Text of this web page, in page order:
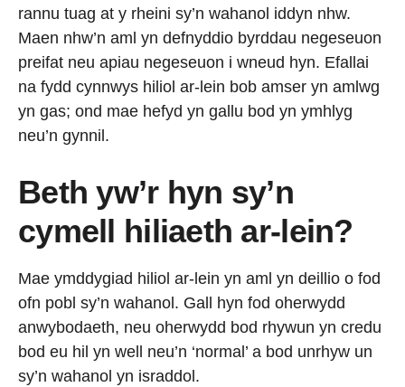
rannu tuag at y rheini sy’n wahanol iddyn nhw.
Maen nhw’n aml yn defnyddio byrddau negeseuon
preifat neu apiau negeseuon i wneud hyn. Efallai
na fydd cynnwys hiliol ar-lein bob amser yn amlwg
yn gas; ond mae hefyd yn gallu bod yn ymhlyg
neu’n gynnil.
Beth yw’r hyn sy’n
cymell hiliaeth ar-lein?
Mae ymddygiad hiliol ar-lein yn aml yn deillio o fod
ofn pobl sy’n wahanol. Gall hyn fod oherwydd
anwybodaeth, neu oherwydd bod rhywun yn credu
bod eu hil yn well neu’n ‘normal’ a bod unrhyw un
sy’n wahanol yn israddol.